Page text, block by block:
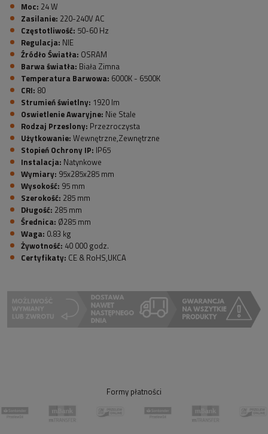
Moc: 24 W
Zasilanie: 220-240V AC
Częstotliwość: 50-60 Hz
Regulacja: NIE
Źródło Światła: OSRAM
Barwa światła: Biała Zimna
Temperatura Barwowa: 6000K - 6500K
CRI: 80
Strumień świetlny: 1920 lm
Oswietlenie Awaryjne: Nie Stale
Rodzaj Przeslony: Przezroczysta
Użytkowanie: Wewnętrzne,Zewnętrzne
Stopień Ochrony IP: IP65
Instalacja: Natynkowe
Wymiary: 95x285x285 mm
Wysokość: 95 mm
Szerokość: 285 mm
Długość: 285 mm
Średnica: Ø285 mm
Waga: 0.83 kg
Żywotność: 40 000 godz.
Certyfikaty: CE & RoHS,UKCA
Formy płatności